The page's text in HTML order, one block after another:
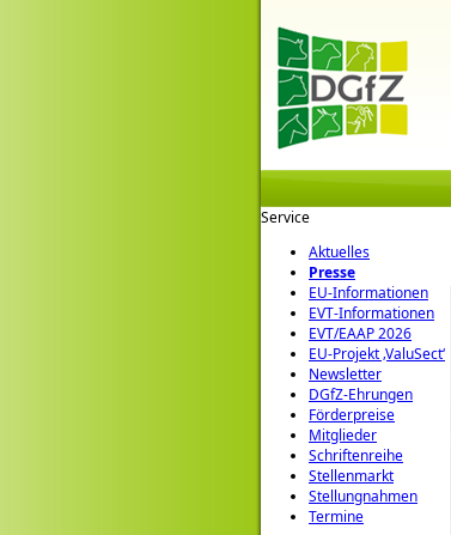
Service
Aktuelles
Presse
EU-Informationen
EVT-Informationen
EVT/EAAP 2026
EU-Projekt ‚ValuSect‘
Newsletter
DGfZ-Ehrungen
Förderpreise
Mitglieder
Schriftenreihe
Stellenmarkt
Stellungnahmen
Termine